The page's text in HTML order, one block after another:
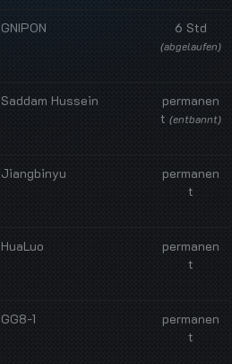
GNIPON 6 Std
(abgelaufen)
Saddam Hussein
permanen
t (entbannt)
Jiangbinyu
permanen
t
HuaLuo
permanen
t
GG8-1
permanen
t